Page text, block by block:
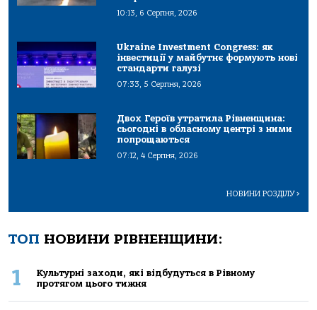
10:13, 6 Серпня, 2026
Ukraine Investment Congress: як
інвестиції у майбутнє формують нові
стандарти галузі
07:33, 5 Серпня, 2026
Двох Героїв утратила Рівненщина:
сьогодні в обласному центрі з ними
попрощаються
07:12, 4 Серпня, 2026
НОВИНИ РОЗДІЛУ>
ТОП НОВИНИ РІВНЕНЩИНИ:
1
Культурні заходи, які відбудуться в Рівному
протягом цього тижня